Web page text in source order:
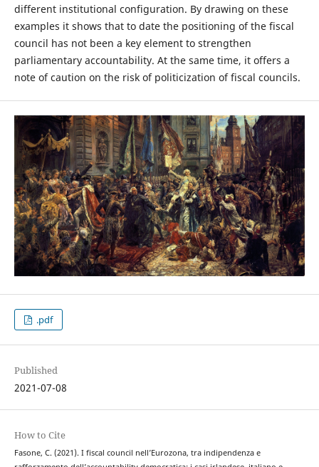
different institutional configuration. By drawing on these
examples it shows that to date the positioning of the fiscal
council has not been a key element to strengthen
parliamentary accountability. At the same time, it offers a
note of caution on the risk of politicization of fiscal councils.
.pdf
Published
2021-07-08
How to Cite
Fasone, C. (2021). I fiscal council nell’Eurozona, tra indipendenza e